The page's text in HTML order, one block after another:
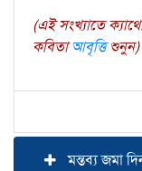
(এই সংখ্যাতে
কবিতাআবৃত্তিশুনুন)
মন্তব্য জমা